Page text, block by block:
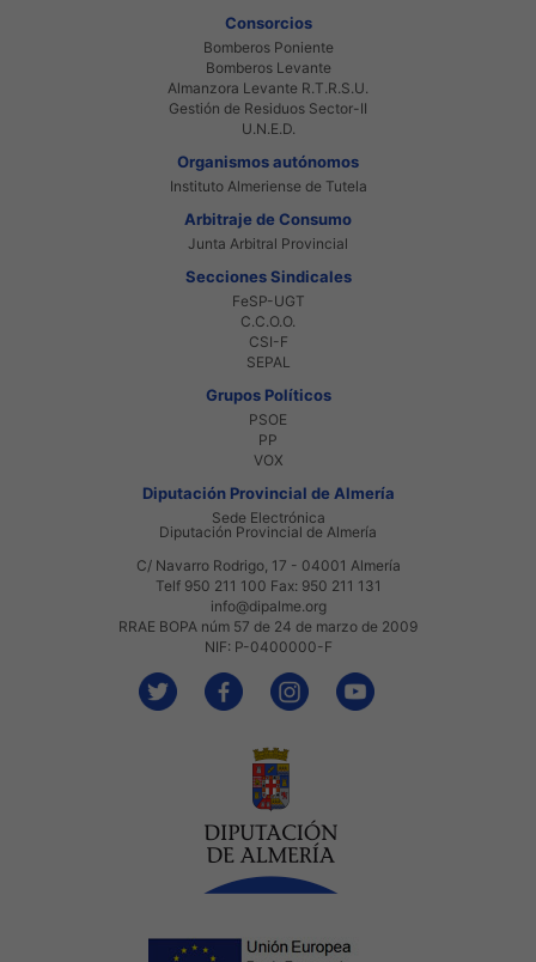
Consorcios
Bomberos Poniente
Bomberos Levante
Almanzora Levante R.T.R.S.U.
Gestión de Residuos Sector-II
U.N.E.D.
Organismos autónomos
Instituto Almeriense de Tutela
Arbitraje de Consumo
Junta Arbitral Provincial
Secciones Sindicales
FeSP-UGT
C.C.O.O.
CSI-F
SEPAL
Grupos Políticos
PSOE
PP
VOX
Diputación Provincial de Almería
Sede Electrónica
Diputación Provincial de Almería
C/ Navarro Rodrigo, 17 - 04001 Almería
Telf 950 211 100 Fax: 950 211 131
info@dipalme.org
RRAE BOPA núm 57 de 24 de marzo de 2009
NIF: P-0400000-F